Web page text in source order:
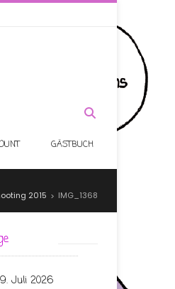
GÄSTBUCH
2015 > IMG_1368
Juli 2026